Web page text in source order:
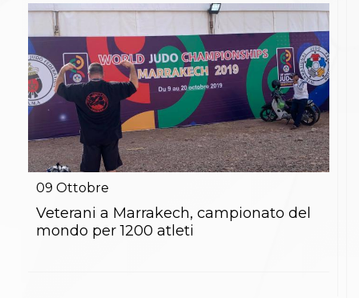
Corso Direttore di Gara
Abilitazioni
Sportello Fiscale
News
Modulistica
FAQ
Quesiti fiscali
Sostenibilità
Documenti
09 Ottobre
Veterani a Marrakech, campionato del
mondo per 1200 atleti